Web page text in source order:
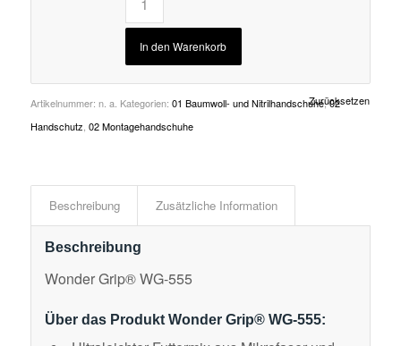
Zurücksetzen
In den Warenkorb
Artikelnummer: n. a. Kategorien: 01 Baumwoll- und Nitrilhandschuhe,02
Handschutz 02 Montagehandschuhe
Beschreibung Zusätzliche Information
Beschreibung
Wonder Grip® WG-555
Über das Produkt Wonder Grip® WG-555: